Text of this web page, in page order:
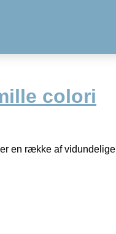
colori
en række af vidundelige